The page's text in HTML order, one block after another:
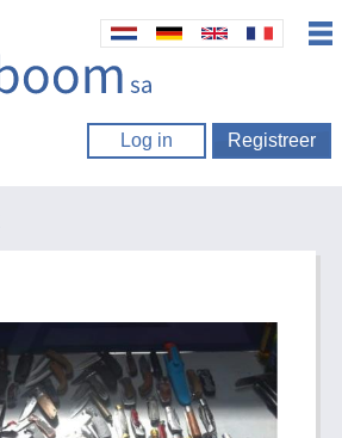
Log in Registreer